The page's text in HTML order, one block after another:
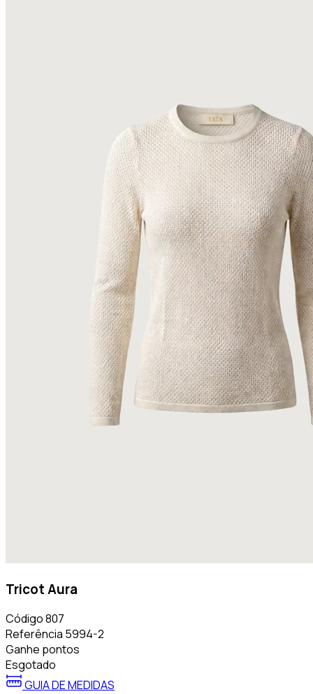
Tricot Aura
Código807
Referência 5994-2
Ganhe pontos
Esgotado
GUIA DE MEDIDAS